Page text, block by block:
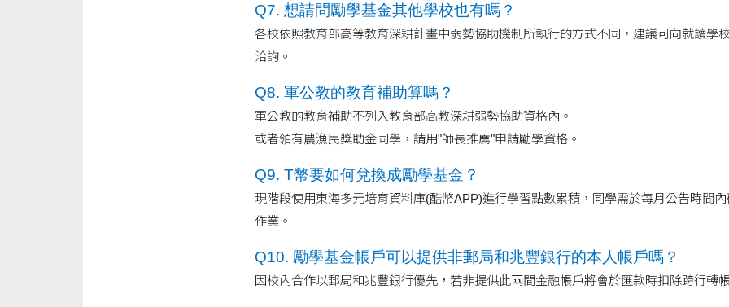
Q7. 想請問勵學基金其他學校也有嗎？
各校依照教育部高等教育深耕計畫中弱勢協助機制所執行的方式不同，建議可向就讀學
洽詢。
Q8. 軍公教的教育補助算嗎？
軍公教的教育補助不列入教育部高教深耕弱勢協助資格內。
或者領有農漁民獎助金同學，請用"師長推薦"申請勵學資格。
Q9. T幣要如何兌換成勵學基金？
現階段使用東海多元培育資料庫(酷幣APP)進行學習點數累積，同學需於每月公告時間
作業。
Q10. 勵學基金帳戶可以提供非郵局和兆豐銀行的本人帳戶嗎？
因校內合作以郵局和兆豐銀行優先，若非提供此兩間金融帳戶將會於匯款時扣除跨行轉